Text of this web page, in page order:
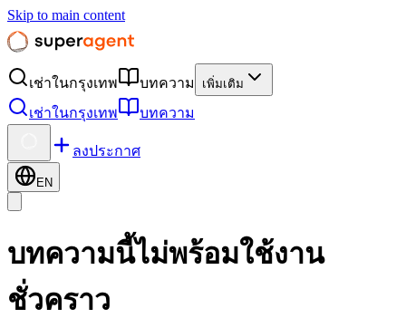
Skip to main content
เช่าในกรุงเทพ บทความ เพิ่มเติม
เช่าในกรุงเทพ บทความ
ลงประกาศ
EN
บทความนี้ไม่พร้อมใช้งาน
ชั่วคราว